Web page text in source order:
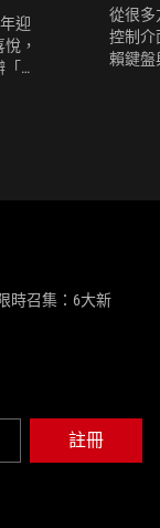
迎
，
玩
量
桌機
競
從很多
控制介
賴鍵盤
時召集：6大新
註冊